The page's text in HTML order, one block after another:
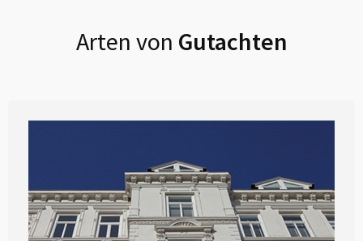
Arten von Gutachten